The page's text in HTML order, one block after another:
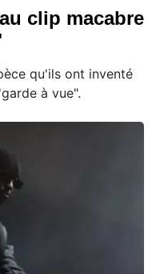
clip macabre
qu'ils ont inventé
à vue".